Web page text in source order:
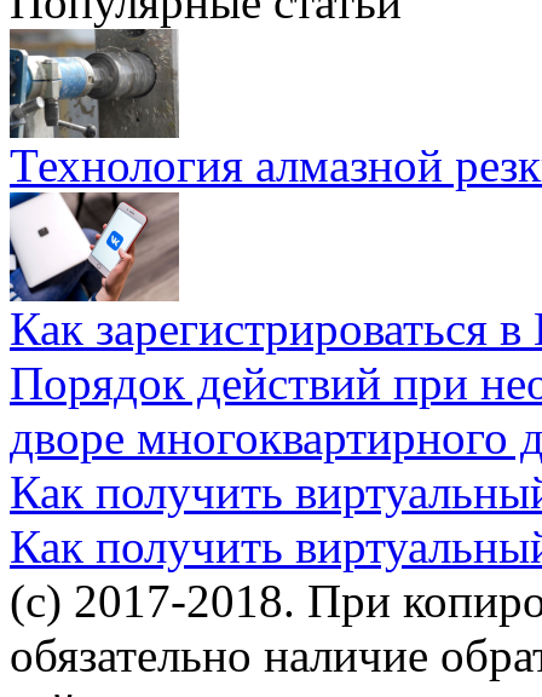
Технология алмазной
Как зарегистрироваться
Порядок действий при
дворе многоквартирного
Как получить
Как получить
(c) 2017-2018. При
обязательно наличие